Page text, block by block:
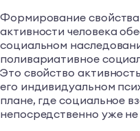
Формирование
активности человека
социальном
поливариативное
Это свойство
его индивидуальном
плане, где социальное
непосредственно уже не